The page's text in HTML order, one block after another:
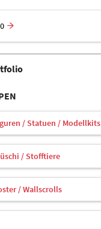
/ Statuen / Modellkits
/ Stofftiere
/ Wallscrolls